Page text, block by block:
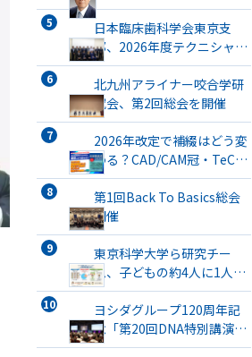
日本臨床歯科学会東京支
部、2026年度テクニシャン
ミーティングを開催
北九州アライナー咬合学研
究会、第2回総会を開催
2026年改定で補綴はどう変
わる？CAD/CAM冠・TeC・
義管／歯リハ1・チタンブリ
ッジ・3次元プリント有床義
歯まで詳解
第1回Back To Basics総会
開催
東京科学大学ら研究チー
ム、子どもの約4人に1人が
口腔機能発達不全症に該当
すると発表
ヨシダグループ120周年記
念「第20回DNA特別講演
会」が開催